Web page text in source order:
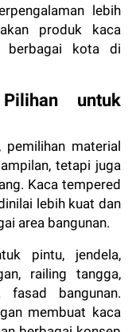
lebih
produk kaca
berbagai kota di
untuk
pemilihan material
tetapi juga
Kaca tempered
lebih kuat dan
area bangunan.
pintu, jendela,
railing tangga,
fasad bangunan.
membuat kaca